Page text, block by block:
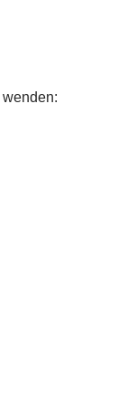
wenden: